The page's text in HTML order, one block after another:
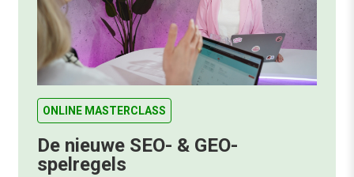
ONLINE MASTERCLASS
De nieuwe SEO- & GEO-
spelregels